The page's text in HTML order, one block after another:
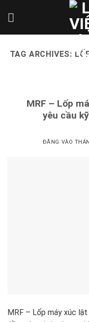
TAG ARCHIVES:
MRF – Lốp
yêu cầu
ĐĂNG VÀO
MRF – Lốp máy xúc